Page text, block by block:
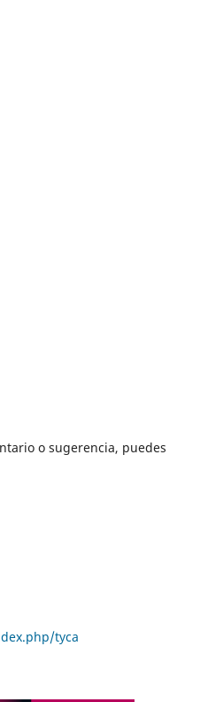
o sugerencia, puedes
tyca